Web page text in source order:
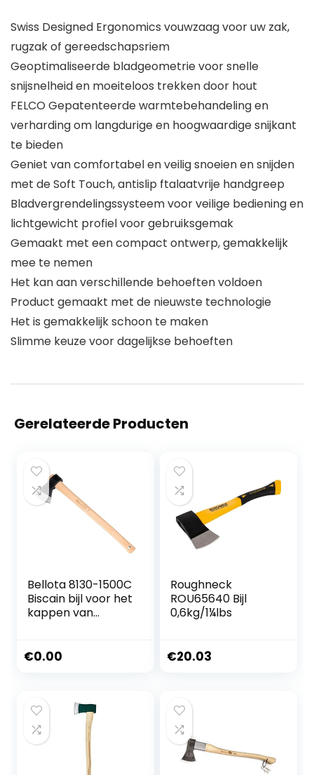
Swiss Designed Ergonomics vouwzaag voor uw zak,
rugzak of gereedschapsriem
Geoptimaliseerde bladgeometrie voor snelle
snijsnelheid en moeiteloos trekken door hout
FELCO Gepatenteerde warmtebehandeling en
verharding om langdurige en hoogwaardige snijkant
te bieden
Geniet van comfortabel en veilig snoeien en snijden
met de Soft Touch, antislip ftalaatvrije handgreep
Bladvergrendelingssysteem voor veilige bediening en
lichtgewicht profiel voor gebruiksgemak
Gemaakt met een compact ontwerp, gemakkelijk
mee te nemen
Het kan aan verschillende behoeften voldoen
Product gemaakt met de nieuwste technologie
Het is gemakkelijk schoon te maken
Slimme keuze voor dagelijkse behoeften
Gerelateerde Producten
Bellota 8130-1500C
Biscain bijl voor het
kappen van
voor het snijden
handvat
€0.00
Roughneck
ROU65640 Bijl
0,6kg/1¼lbs
€20.03